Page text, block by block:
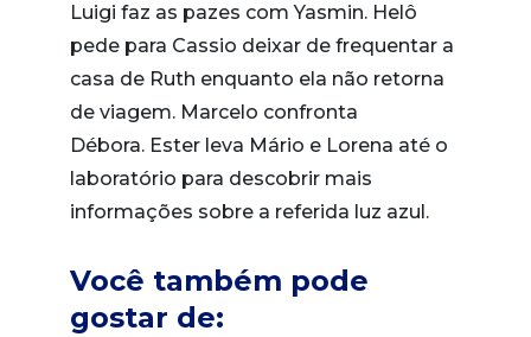
Luigi faz as pazes com Yasmin. Helô
pede para Cassio deixar de frequentar a
casa de Ruth enquanto ela não retorna
de viagem. Marcelo confronta
Débora. Ester leva Mário e Lorena até o
laboratório para descobrir mais
informações sobre a referida luz azul.
Você também pode
gostar de: